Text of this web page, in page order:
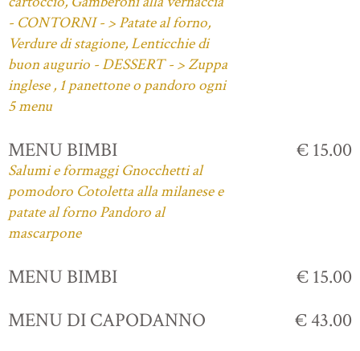
- CONTORNI - > Patate al forno,
Verdure di stagione, Lenticchie di
buon augurio - DESSERT - > Zuppa
inglese , 1 panettone o pandoro ogni
5 menu
MENU BIMBI
Salumi e formaggi Gnocchetti al
pomodoro Cotoletta alla milanese e
patate al forno Pandoro al
mascarpone
€ 15.00
MENU BIMBI
€ 15.00
MENU DI CAPODANNO
€ 43.00